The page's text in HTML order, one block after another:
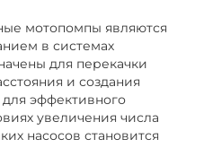
мотопомпы являются
в системах
для перекачки
и создания
эффективного
увеличения числа
насосов становится